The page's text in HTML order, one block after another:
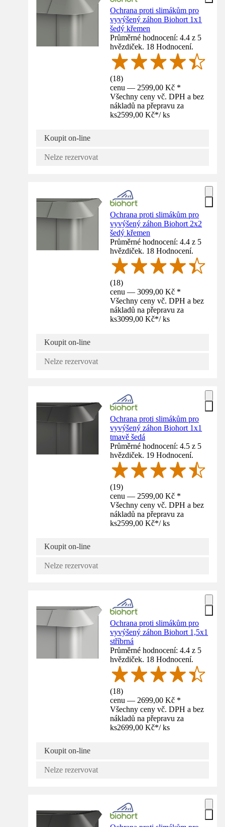
Ochrana proti slimákům pro
vyvýšený záhon Biohort 1x1
šedý křemen
Průměrné hodnocení: 4.4 z 5
hvězdiček. 18 Hodnocení.
(18)
cenu — 2599,00 Kč *
Všechny ceny vč. DPH a bez
nákladů na přepravu za
ks2599,00 Kč*/ ks
Koupit on-line
Nelze rezervovat
Ochrana proti slimákům pro
vyvýšený záhon Biohort 2x2
šedý křemen
Průměrné hodnocení: 4.4 z 5
hvězdiček. 18 Hodnocení.
(18)
cenu — 3099,00 Kč *
Všechny ceny vč. DPH a bez
nákladů na přepravu za
ks3099,00 Kč*/ ks
Koupit on-line
Nelze rezervovat
Ochrana proti slimákům pro
vyvýšený záhon Biohort 1x1
tmavě šedá
Průměrné hodnocení: 4.5 z 5
hvězdiček. 19 Hodnocení.
(19)
cenu — 2599,00 Kč *
Všechny ceny vč. DPH a bez
nákladů na přepravu za
ks2599,00 Kč*/ ks
Koupit on-line
Nelze rezervovat
Ochrana proti slimákům pro
vyvýšený záhon Biohort 1,5x1
stříbrná
Průměrné hodnocení: 4.4 z 5
hvězdiček. 18 Hodnocení.
(18)
cenu — 2699,00 Kč *
Všechny ceny vč. DPH a bez
nákladů na přepravu za
ks2699,00 Kč*/ ks
Koupit on-line
Nelze rezervovat